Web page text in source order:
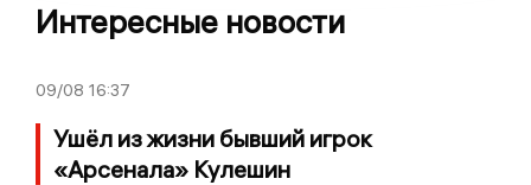
Интересные новости
09/08 16:37
Ушёл из жизни бывший игрок
«Арсенала» Кулешин